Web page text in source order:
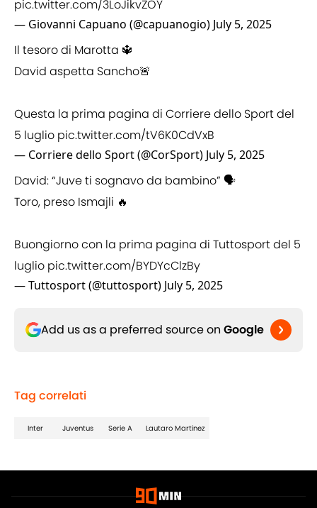
pic.twitter.com/3LoJikvZOY
— Giovanni Capuano (@capuanogio) July 5, 2025
Il tesoro di Marotta 🔱
David aspetta Sancho🚨
Questa la prima pagina di Corriere dello Sport del
5 luglio pic.twitter.com/tV6K0CdVxB
— Corriere dello Sport (@CorSport) July 5, 2025
David: “Juve ti sognavo da bambino” 🗣️
Toro, preso Ismajli 🔥
Buongiorno con la prima pagina di Tuttosport del 5
luglio pic.twitter.com/BYDYcClzBy
— Tuttosport (@tuttosport) July 5, 2025
Add us as a preferred source on Google
Tag correlati
Inter Juventus Serie A Lautaro Martinez